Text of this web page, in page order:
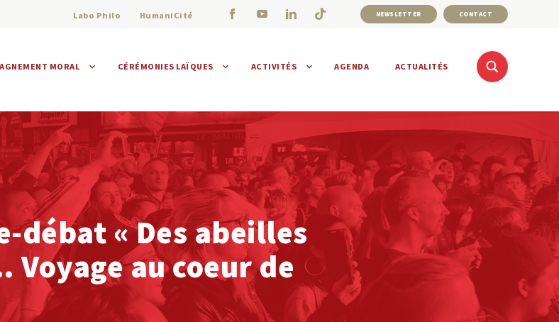
Labo Philo HumaniCité NEWSLETTER CONTACT
MORAL
morale Individuelle
Collective
CÉRÉMONIES LAÏQUES ACTIVITÉS AGENDA ACTUALITÉS
débat « Des abeilles
au coeur de